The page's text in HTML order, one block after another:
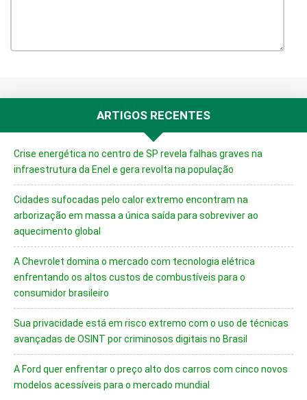
ARTIGOS RECENTES
Crise energética no centro de SP revela falhas graves na
infraestrutura da Enel e gera revolta na população
Cidades sufocadas pelo calor extremo encontram na
arborização em massa a única saída para sobreviver ao
aquecimento global
A Chevrolet domina o mercado com tecnologia elétrica
enfrentando os altos custos de combustíveis para o
consumidor brasileiro
Sua privacidade está em risco extremo com o uso de técnicas
avançadas de OSINT por criminosos digitais no Brasil
A Ford quer enfrentar o preço alto dos carros com cinco novos
modelos acessíveis para o mercado mundial